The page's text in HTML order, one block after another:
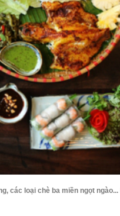
các loại chè ba miền ngọt ngào...